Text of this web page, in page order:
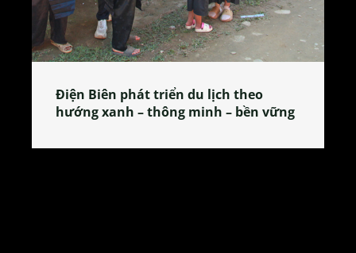
– bền vững
Làng làm bánh tẻ Phú Nhi –
tỏa đặc sản xứ Đoài